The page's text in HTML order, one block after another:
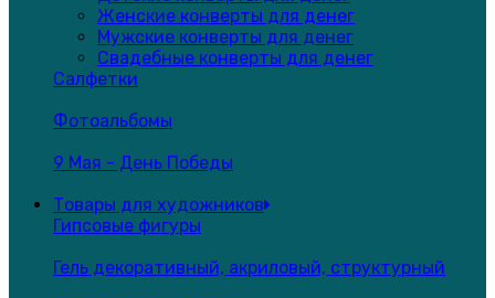
Женские конверты для денег
Мужские конверты для денег
Свадебные конверты для денег
Салфетки
Фотоальбомы
9 Мая - День Победы
Товары для художников
Гипсовые фигуры
Гель декоративный, акриловый, структурный